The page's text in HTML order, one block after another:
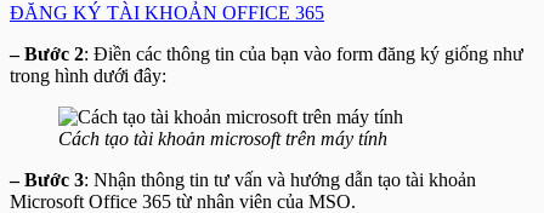
ĐĂNG KÝ TÀI KHOẢN OFFICE 365
– Bước 2: Điền các thông tin của bạn vào form đăng ký giống như
trong hình dưới đây:
Cách tạo tài khoản microsoft trên máy tính
– Bước 3: Nhận thông tin tư vấn và hướng dẫn tạo tài khoản
Microsoft Office 365 từ nhân viên của MSO.